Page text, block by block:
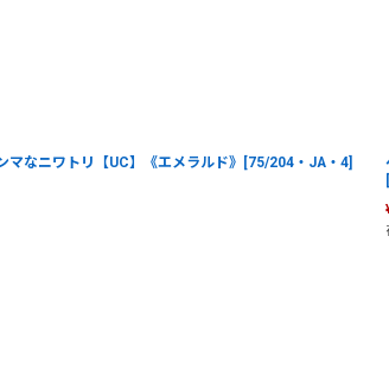
マなニワトリ【UC】《エメラルド》[75/204・JA・4]